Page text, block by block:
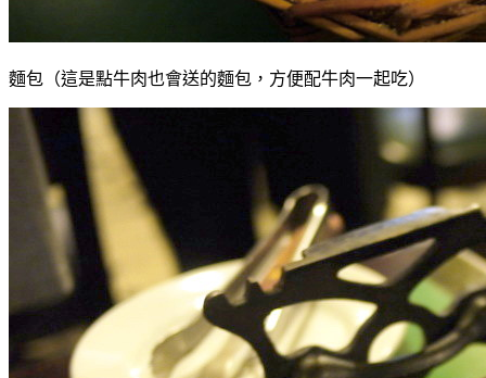
麵包（這是點牛肉也會送的麵包，方便配牛肉一起吃）